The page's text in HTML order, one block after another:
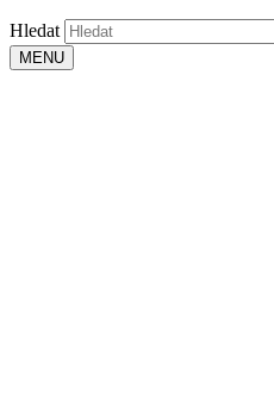
Hledat
MENU